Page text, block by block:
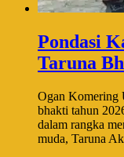
Pondasi
Taruna
Ogan Komering
bhakti tahun
dalam rangka
muda, Taruna